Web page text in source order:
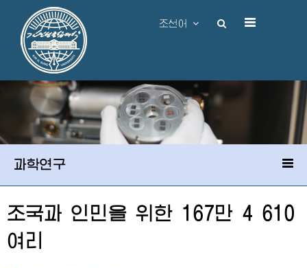
조선어
과학연구
조국과 인민을 위한 167만 4 610
여리